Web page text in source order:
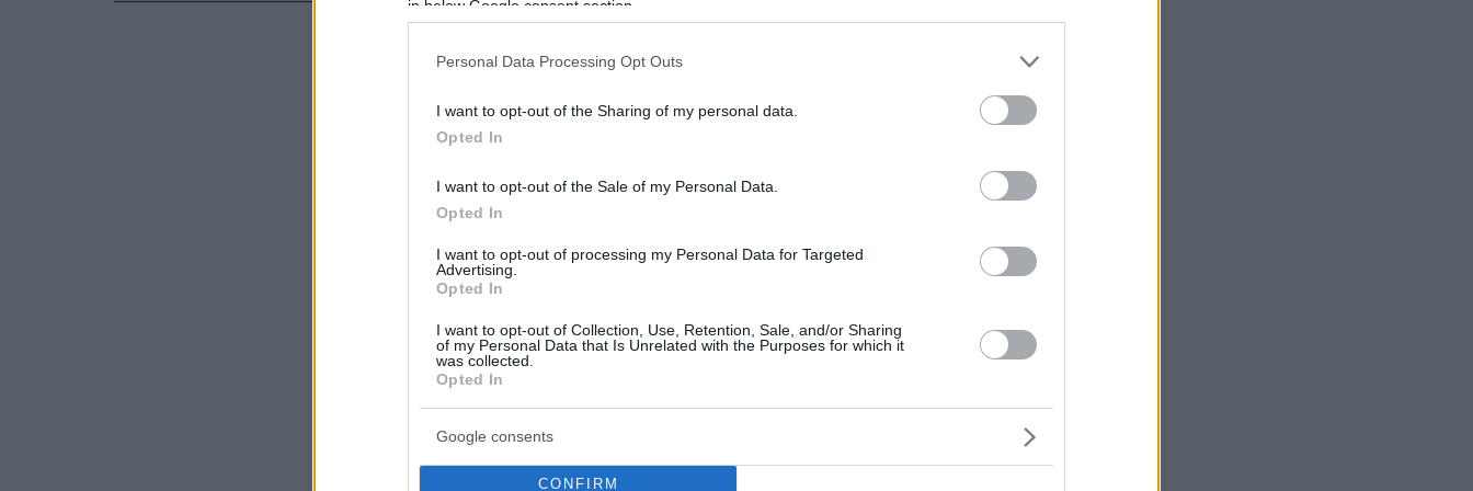
in below Google consent section.
Personal Data Processing Opt Outs
I want to opt-out of the Sharing of my personal data.
Opted In
I want to opt-out of the Sale of my Personal Data.
Opted In
I want to opt-out of processing my Personal Data for Targeted
Advertising.
Opted In
I want to opt-out of Collection, Use, Retention, Sale, and/or Sharing
of my Personal Data that Is Unrelated with the Purposes for which it
was collected.
Opted In
Google consents
CONFIRM